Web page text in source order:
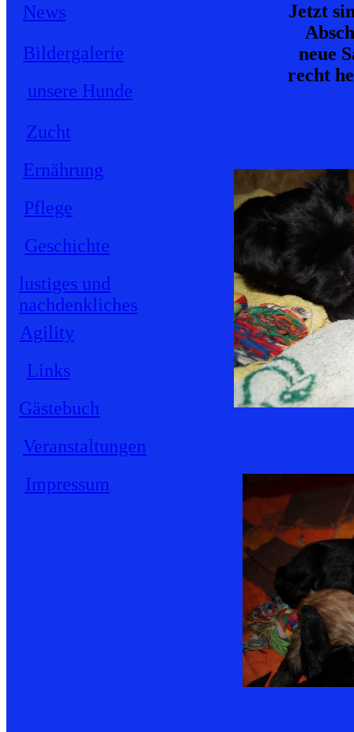
News
Bildergalerie
unsere Hunde
Zucht
Pflege
Geschichte
lustiges und
nachdenkliches
Links
Impressum
Agility
Gästebuch
Ernährung
Veranstaltungen
Jetzt
neue
recht